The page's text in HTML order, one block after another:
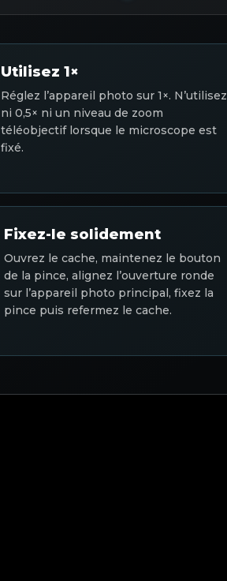
Utilisez 1×
Réglez l’appareil photo sur 1×. N’utilisez
ni 0,5× ni un niveau de zoom
téléobjectif lorsque le microscope est
fixé.
Fixez-le solidement
Ouvrez le cache, maintenez le bouton
de la pince, alignez l’ouverture ronde
sur l’appareil photo principal, fixez la
pince puis refermez le cache.